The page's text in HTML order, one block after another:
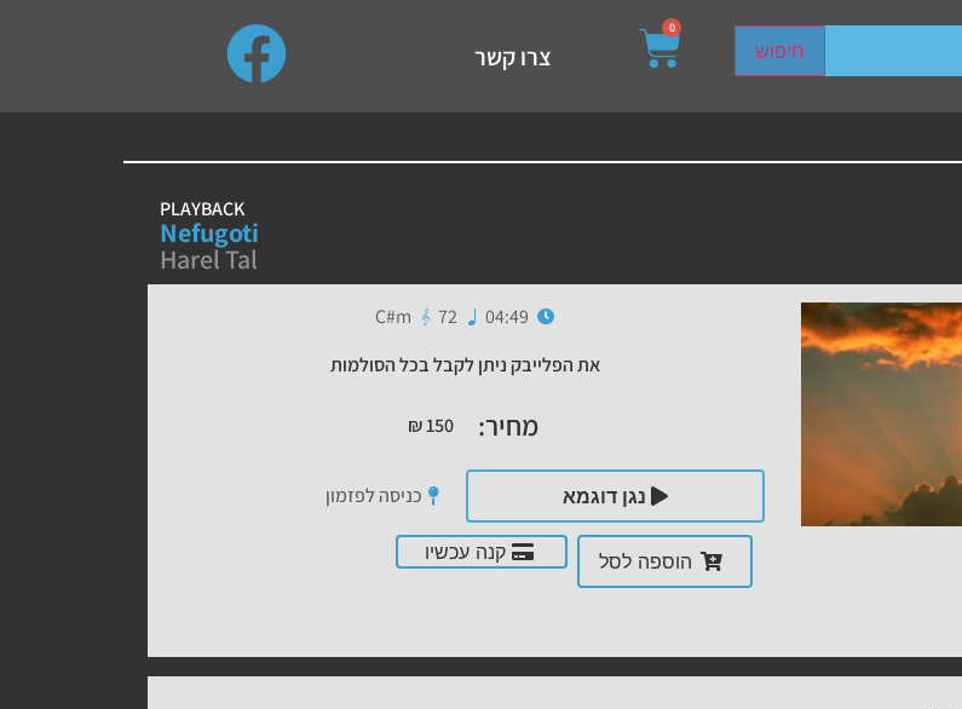
חיפוש
up and down arrows to review and enter to go to the desired page. Touch device users, explore by
0
צרו קשר
PLAYBACK
Nefugoti
Harel Tal
04:49
72
C#m
את הפלייבק ניתן לקבל בכל הסולמות
מחיר: ₪150
נגן דוגמא כניסה לפזמון
הוספה לסל קנה עכשיו